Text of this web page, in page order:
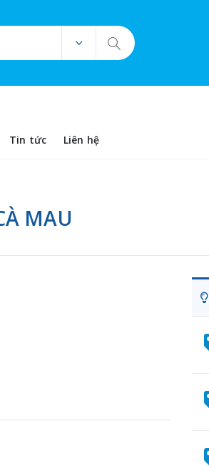
Tin tức Liên hệ
MAU